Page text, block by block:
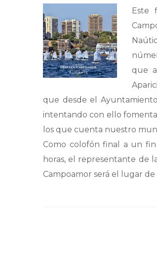
Este
que
que desde el
intentando con ello
los que cuenta nuestro
Como colofón final a un
horas, el representante de
Campoamor será el lugar